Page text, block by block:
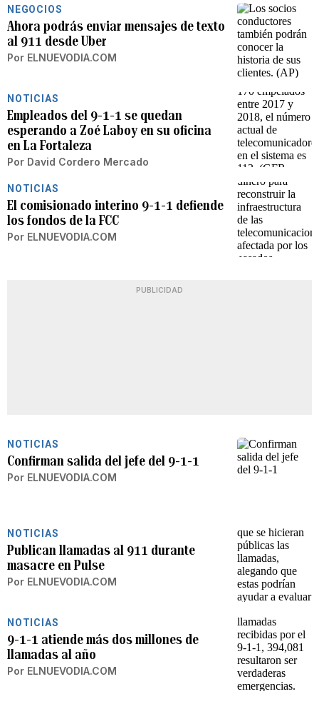
NEGOCIOS
Ahora podrás enviar mensajes de texto
al 911 desde Uber
Por ELNUEVODIA.COM
NOTICIAS
Empleados del 9-1-1 se quedan
esperando a Zoé Laboy en su oficina
en La Fortaleza
Por David Cordero Mercado
NOTICIAS
El comisionado interino 9-1-1 defiende
los fondos de la FCC
Por ELNUEVODIA.COM
PUBLICIDAD
NOTICIAS
Confirman salida del jefe del 9-1-1
Por ELNUEVODIA.COM
NOTICIAS
Publican llamadas al 911 durante
masacre en Pulse
Por ELNUEVODIA.COM
NOTICIAS
9-1-1 atiende más dos millones de
llamadas al año
Por ELNUEVODIA.COM